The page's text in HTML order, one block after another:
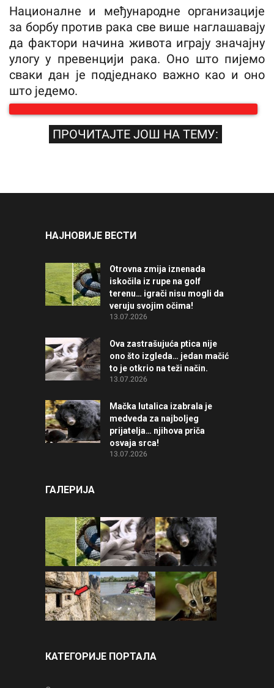
Националне и међународне организације
за борбу против рака све више наглашавају
да фактори начина живота играју значајну
улогу у превенцији рака. Оно што пијемо
сваки дан је подједнако важно као и оно
што једемо.
ПРОЧИТАЈТЕ ЈОШ НА ТЕМУ:
НАЈНОВИЈЕ ВЕСТИ
Otrovna zmija iznenada
iskočila iz rupe na golf
terenu… igrači nisu mogli da
veruju svojim očima!
13.07.2026
Ova zastrašujuća ptica nije
ono što izgleda… jedan mačić
to je otkrio na teži način.
13.07.2026
Mačka lutalica izabrala je
medveda za najboljeg
prijatelja… njihova priča
osvaja srca!
13.07.2026
ГАЛЕРИЈА
КАТЕГОРИЈЕ ПОРТАЛА